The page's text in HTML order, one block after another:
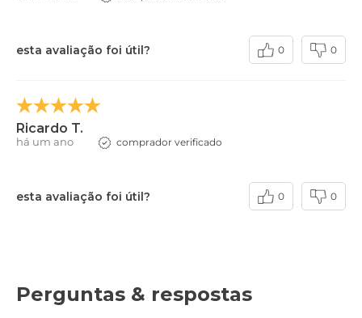
esta avaliação foi útil? 0 0
Ricardo T.
há um ano comprador verificado
esta avaliação foi útil? 0 0
Perguntas & respostas